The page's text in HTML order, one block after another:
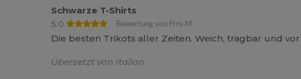
Schwarze T-Shirts
5.0
Bewertung von Frns M.
Die besten Trikots aller Zeiten. Weich, tragbar und
Übersetzt von Italian